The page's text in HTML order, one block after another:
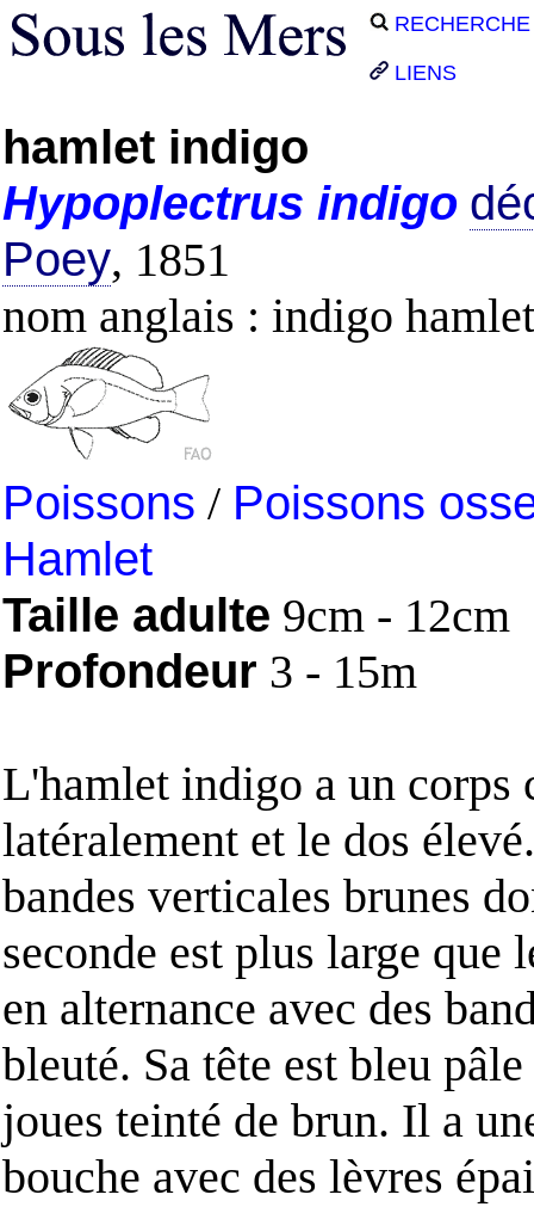
RECHERCHE
LIENS
hamlet indigo
Hypoplectrus indigo
Poey, 1851
nom anglais : indigo hamlet
Poissons / Poissons
Hamlet
Taille adulte 9cm - 12cm
Profondeur 3 - 15m
L'hamlet indigo a un corps
latéralement et le dos
bandes verticales brunes
seconde est plus large que
en alternance avec des
bleuté. Sa tête est bleu
joues teinté de brun. Il a
bouche avec des lèvres